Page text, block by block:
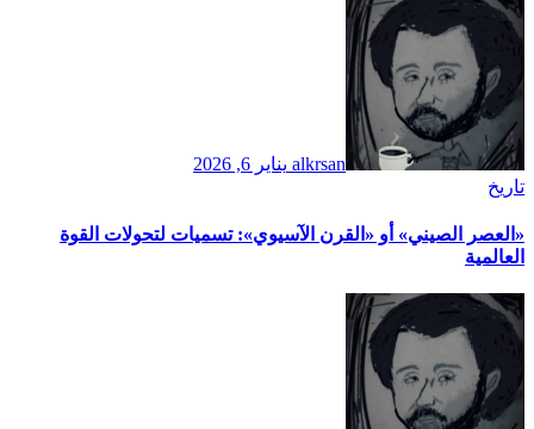
alkrsan يناير 6, 2026
تاريخ
​«العصر الصيني» أو «القرن الآسيوي»: تسميات لتحولات القوة
العالمية